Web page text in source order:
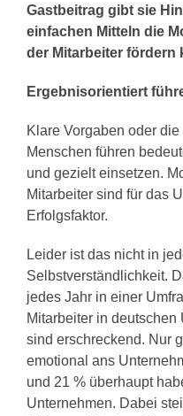
Gastbeitrag gibt sie
einfachen Mitteln die
der Mitarbeiter fördern
Ergebnisorientiert fü
Klare Vorgaben oder
Menschen führen
und gezielt einsetzen.
Mitarbeiter sind für das
Erfolgsfaktor.
Leider ist das nicht in
Selbstverständlichkeit.
jedes Jahr in einer
Mitarbeiter in
sind erschreckend. Nur
emotional ans
und 21 % überhaupt
Unternehmen. Dabei